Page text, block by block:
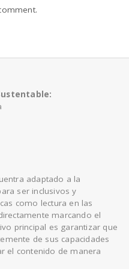
adaptado a la
ser inclusivos y
como lectura en las
marcando el
principal es garantizar que
de sus capacidades
el contenido de manera